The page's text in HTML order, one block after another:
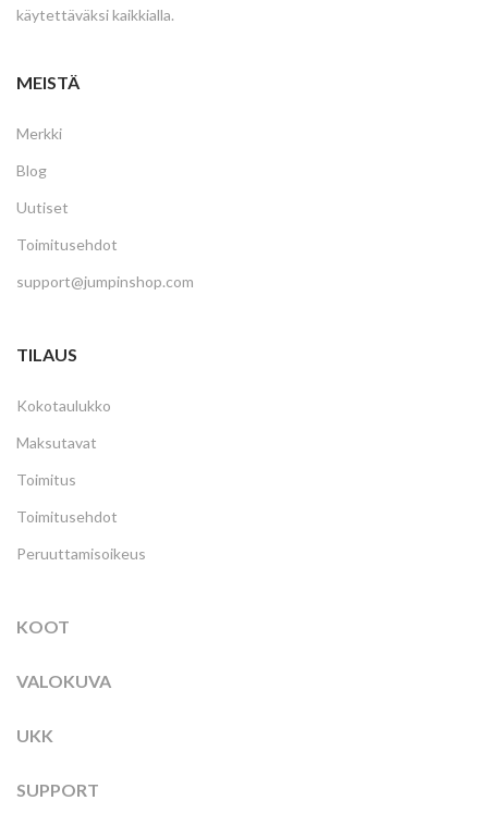
käytettäväksi kaikkialla.
MEISTÄ
Merkki
Blog
Uutiset
Toimitusehdot
support@jumpinshop.com
TILAUS
Kokotaulukko
Maksutavat
Toimitus
Toimitusehdot
Peruuttamisoikeus
KOOT
VALOKUVA
UKK
SUPPORT